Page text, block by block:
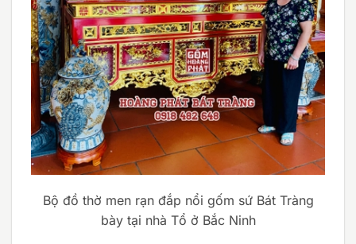
Bộ đồ thờ men rạn đắp nổi gốm sứ Bát Tràng
bày tại nhà Tổ ở Bắc Ninh